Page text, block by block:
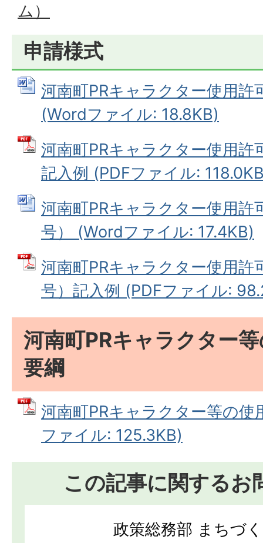
ム）
申請様式
河南町PRキャラクター使用許
(Wordファイル: 18.8KB)
河南町PRキャラクター使用許
記入例 (PDFファイル:
河南町PRキャラクター使用許
号） (Wordファイル: 17.4KB)
河南町PRキャラクター使用許
号）記入例 (PDFファイル:
河南町PRキャラクター
要綱
河南町PRキャラクター等の使
ファイル: 125.3KB)
この記事に関するお
政策総務部 まちづ